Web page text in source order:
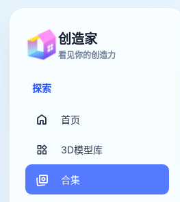
创造家
看见你的创造力
探索
首页
3D模型库
合集